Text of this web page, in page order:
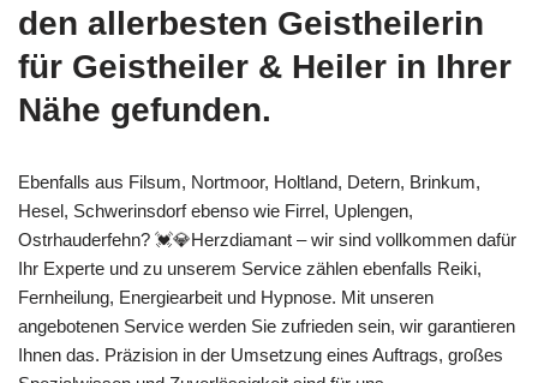
den allerbesten Geistheilerin
für Geistheiler & Heiler in Ihrer
Nähe gefunden.
Ebenfalls aus Filsum, Nortmoor, Holtland, Detern, Brinkum,
Hesel, Schwerinsdorf ebenso wie Firrel, Uplengen,
Ostrhauderfehn? 💓️💎Herzdiamant – wir sind vollkommen dafür
Ihr Experte und zu unserem Service zählen ebenfalls Reiki,
Fernheilung, Energiearbeit und Hypnose. Mit unseren
angebotenen Service werden Sie zufrieden sein, wir garantieren
Ihnen das. Präzision in der Umsetzung eines Auftrags, großes